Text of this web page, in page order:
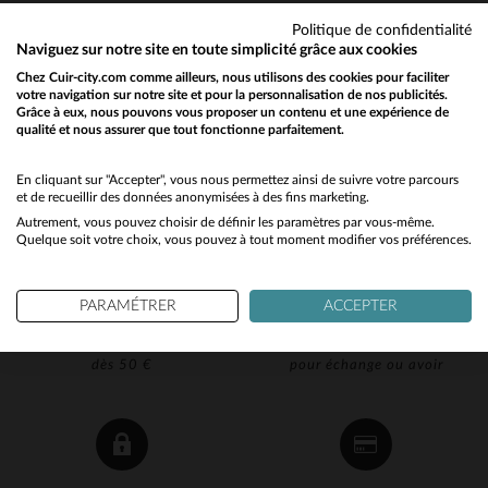
dès 50 €
pour échange ou avoir
Would you like to be redirected to our English site?
No
Yes
Politique de confidentialité
Naviguez sur notre site en toute simplicité grâce aux cookies
Chez Cuir-city.com comme ailleurs, nous utilisons des cookies pour faciliter
votre navigation sur notre site et pour la personnalisation de nos publicités.
Grâce à eux, nous pouvons vous proposer un contenu et une expérience de
qualité et nous assurer que tout fonctionne parfaitement.
En cliquant sur "Accepter", vous nous permettez ainsi de suivre votre parcours
et de recueillir des données anonymisées à des fins marketing.
Autrement, vous pouvez choisir de définir les paramètres par vous-même.
Quelque soit votre choix, vous pouvez à tout moment modifier vos préférences.
PARAMÉTRER ACCEPTER